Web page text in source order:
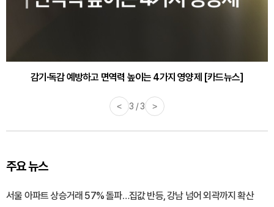
감기·독감 예방하고 면역력 높이는 4가지 영양제 [카드뉴스]
< 3 / 3 >
주요 뉴스
서울 아파트 상승거래 57% 돌파…집값 반등, 강남 넘어 외곽까지 확산